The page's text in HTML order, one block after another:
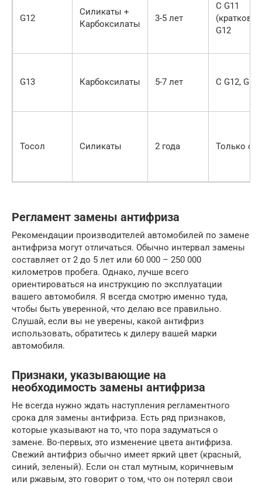
G12
Силикаты +
Карбоксилаты
3-5 лет
С G11
G12
G13 Карбоксилаты 5-7 лет С G12, G13
Тосол Силикаты 2 года Только с
Регламент замены антифриза
Рекомендации производителей автомобилей по замене
антифриза могут отличаться. Обычно интервал замены
составляет от 2 до 5 лет или 60 000 – 250 000
километров пробега. Однако, лучше всего
ориентироваться на инструкцию по эксплуатации
вашего автомобиля. Я всегда смотрю именно туда,
чтобы быть уверенной, что делаю все правильно.
Слушай, если вы не уверены, какой антифриз
использовать, обратитесь к дилеру вашей марки
автомобиля.
Признаки, указывающие на
необходимость замены антифриза
Не всегда нужно ждать наступления регламентного
срока для замены антифриза. Есть ряд признаков,
которые указывают на то, что пора задуматься о
замене. Во-первых, это изменение цвета антифриза.
Свежий антифриз обычно имеет яркий цвет (красный,
синий, зеленый). Если он стал мутным, коричневым
или ржавым, это говорит о том, что он потерял свои